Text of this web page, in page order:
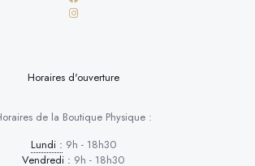
Horaires d'ouverture
de la Boutique Physique :
Lundi : 9h - 18h30
Vendredi : 9h - 18h30